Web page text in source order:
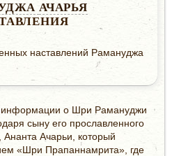
АЧАРЬЯ
наставлений Рамануджа
информации о Шри Рамануджи
сыну его прославленного
Ананта Ачарьи, который
«Шри Прапаннамрита», где